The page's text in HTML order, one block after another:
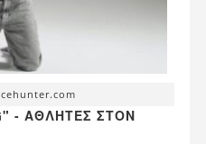
- ΑΘΛΗΤΈΣ ΣΤΟΝ